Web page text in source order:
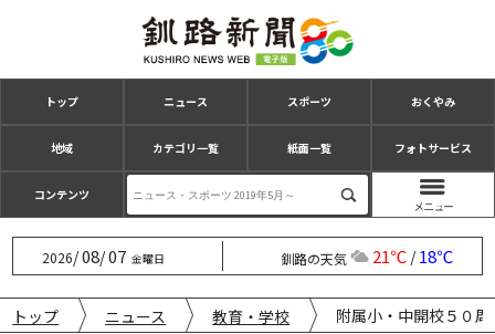
トップ ニュース スポーツ おくやみ
地域 カテゴリ一覧 紙面一覧 フォトサービス
コンテンツ
2026/08/07 金曜日 釧路の天気 21℃/18℃
トップ ニュース 教育・学校 附属小・中開校５０